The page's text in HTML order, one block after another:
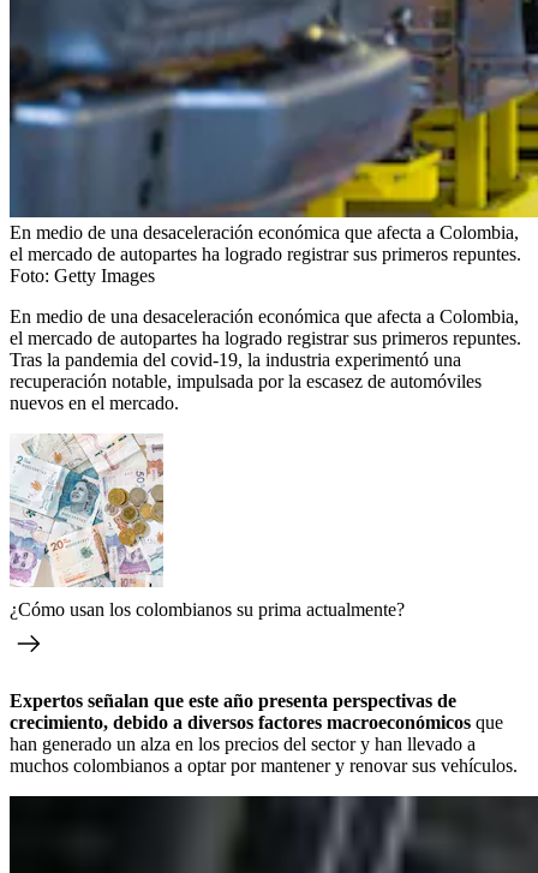
En medio de una desaceleración económica que afecta a Colombia,
el mercado de autopartes ha logrado registrar sus primeros repuntes.
Foto: Getty Images
En medio de una desaceleración económica que afecta a Colombia,
el mercado de autopartes ha logrado registrar sus primeros repuntes.
Tras la pandemia del covid-19, la industria experimentó una
recuperación notable, impulsada por la escasez de automóviles
nuevos en el mercado.
¿Cómo usan los colombianos su prima actualmente?
Expertos señalan que este año presenta perspectivas de
crecimiento, debido a diversos factores macroeconómicos que
han generado un alza en los precios del sector y han llevado a
muchos colombianos a optar por mantener y renovar sus vehículos.